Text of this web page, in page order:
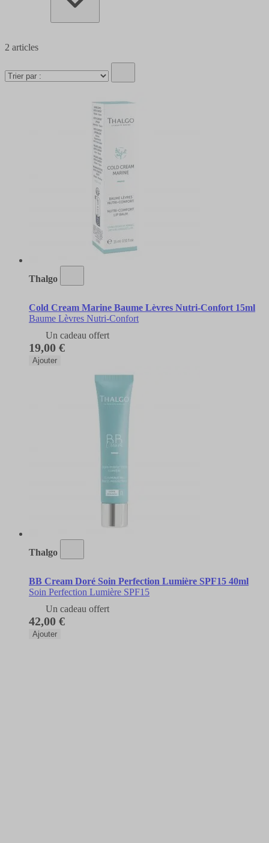
2 articles
Thalgo
Cold Cream Marine Baume Lèvres Nutri-Confort 15ml
Baume Lèvres Nutri-Confort
Un cadeau offert
19,00 €
Ajouter
Thalgo
BB Cream Doré Soin Perfection Lumière SPF15 40ml
Soin Perfection Lumière SPF15
Un cadeau offert
42,00 €
Ajouter